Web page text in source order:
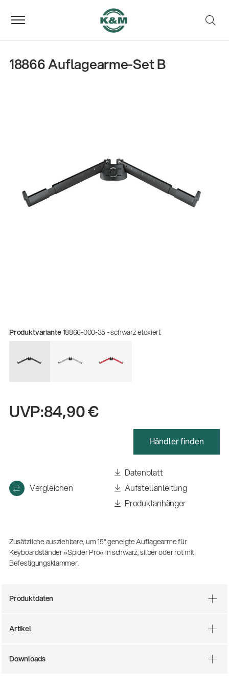
Gitarrenstuhl
Ausbildung | freie Ausbildungsstellen
Gesamtkatalog 2026
(E-Paper)
18866 Auflagearme-Set B
Produktvariante18866-000-35 - schwarz eloxiert
UVP:84,90 €
Händler finden
Vergleichen
Datenblatt
Aufstellanleitung
Produktanhänger
Zusätzliche ausziehbare, um 15° geneigte Auflagearme für
Keyboardständer »Spider Pro« in schwarz, silber oder rot mit
Befestigungsklammer.
Produktdaten
Artikel
Downloads